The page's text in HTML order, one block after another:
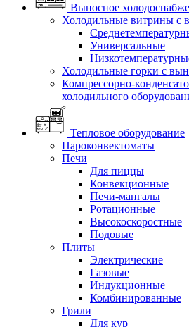
Выносное
Холодильные витрины с
Универсальные
Холодильные горки с
Компрессорно-
холодильного
Тепловое оборудование
Пароконвектоматы
Печи
Для пиццы
Конвекционные
Печи-мангалы
Ротационные
Высокоскоростные
Подовые
Плиты
Электрические
Газовые
Индукционные
Комбинированные
Грили
Для кур